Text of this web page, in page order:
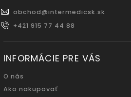
obchod@intermedicsk.sk
+421 915 77 44 88
INFORMÁCIE PRE VÁS
O nás
Ako nakupovať